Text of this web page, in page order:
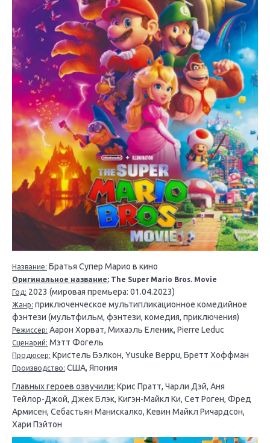
Название: Братья Супер Марио в кино
Оригинальное название: The Super Mario Bros. Movie
Год: 2023 (мировая премьера: 01.04.2023)
Жанр: приключенческое мультипликационное комедийное
фэнтези (мультфильм, фэнтези, комедия, приключения)
Режиссёр: Аарон Хорват, Михаэль Еленик, Pierre Leduc
Сценарий: Мэтт Фогель
Продюсер: Кристель Бэлкон, Yusuke Beppu, Бретт Хоффман
Производство: США, Япония
Главных героев озвучили: Крис Пратт, Чарли Дэй, Аня
Тейлор-Джой, Джек Блэк, Кигэн-Майкл Ки, Сет Роген, Фред
Армисен, Себастьян Манискалко, Кевин Майкл Ричардсон,
Хари Пэйтон